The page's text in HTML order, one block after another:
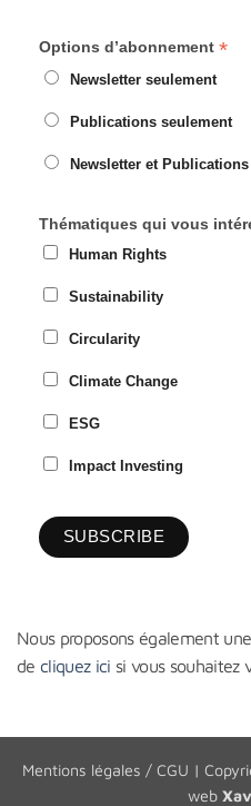
Options d’abonnement *
Newsletter seulement
Publications seulement
Newsletter et Publications
Thématiques qui vous
Human Rights
Sustainability
Circularity
Climate Change
ESG
Impact Investing
Nous proposons également
de cliquez ici si vous souhaitez
Mentions légales / CGU |
web